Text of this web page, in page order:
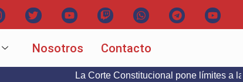
Nosotros Contacto
La Corte Constitucional pone límites a la libertad